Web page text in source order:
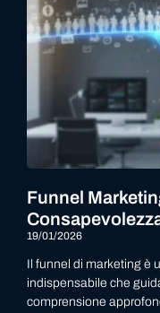
Funnel
19/01/2026
Il funnel di marketing è
indispensabile che
comprensione